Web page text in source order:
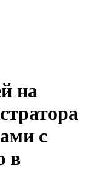
на
с
в